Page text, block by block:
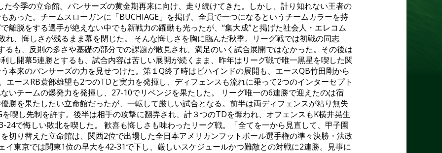
今季の立命館。パンサーズの黄金期再来に向け、走り続けてきた。しかし、計り知れない王者の
あった。チームスローガンに「BUCHIAGE」を掲げ、全員で一つになるというチームカラーを持
離脱をする選手が絶えない中でも新戦力の躍動も光ったが、“集大成”と掲げた社会人・エレコム
れ、悔しさが残るまま幕を閉じた。 そんな悔しさを胸に臨んだ秋季。リーグ戦では初戦の同志
るも、反則の多さや基礎の部分での課題が散見され、満足のいく試合展開ではなかった。その後は
し開幕5連勝とするも、試合内容は苦しい展開が続くまま、昨年はリーグ戦で唯一黒星を喫した関
本来のパンサーズの力を見せつけた。第１Q終了時はビハインドの展開も、エースQB竹田剛から
エースRB蓑部雄望も2つのTDと実力を発揮し、ディフェンスも流れに乗って2つのインターセプト
いチームの爆発力を発揮し、 27-10でリベンジを果たした。 リーグ唯一の6連勝で迎えたのは宿
勝を果たしたい立命館だったが、一転して厳しい試合となる。前半は両ディフェンスが粘り無失
を喫し先制を許す。後半は相手の攻撃に翻弄され、計３つのTDを奪われ、オフェンスもK横井晃生
24で悔しい敗北を喫した。 歓喜も悔しさも味わったリーグ戦。「全てを一から見直して、甲子園
切り替えた立命館は、関西2位で出場した全日本アメリカンフットボール選手権の準々決勝・法政
イ東京では関東1位の早大を42-31で下し、厳しいスケジュールかつ難敵との対戦に2連勝。見事に